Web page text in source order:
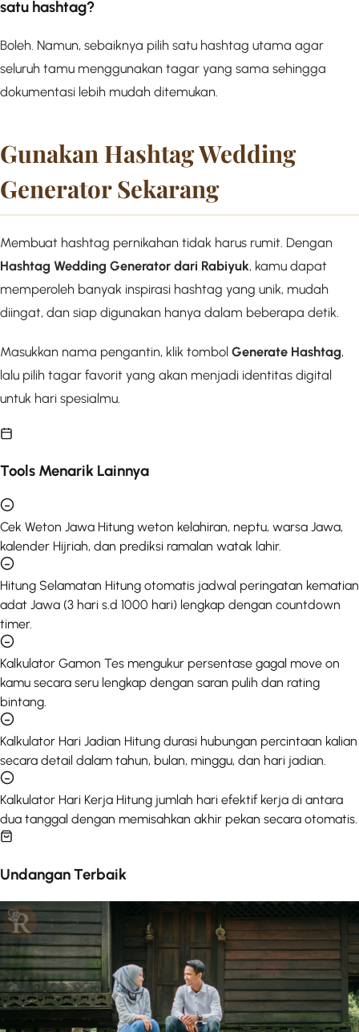
satu hashtag?
Boleh. Namun, sebaiknya pilih satu hashtag utama agar
seluruh tamu menggunakan tagar yang sama sehingga
dokumentasi lebih mudah ditemukan.
Gunakan Hashtag Wedding
Generator Sekarang
Membuat hashtag pernikahan tidak harus rumit. Dengan
Hashtag Wedding Generator dari Rabiyuk, kamu dapat
memperoleh banyak inspirasi hashtag yang unik, mudah
diingat, dan siap digunakan hanya dalam beberapa detik.
Masukkan nama pengantin, klik tombol Generate Hashtag,
lalu pilih tagar favorit yang akan menjadi identitas digital
untuk hari spesialmu.
Tools Menarik Lainnya
Cek Weton Jawa Hitung weton kelahiran, neptu, warsa Jawa,
kalender Hijriah, dan prediksi ramalan watak lahir.
Hitung Selamatan Hitung otomatis jadwal peringatan kematian
adat Jawa (3 hari s.d 1000 hari) lengkap dengan countdown
timer.
Kalkulator Gamon Tes mengukur persentase gagal move on
kamu secara seru lengkap dengan saran pulih dan rating
bintang.
Kalkulator Hari Jadian Hitung durasi hubungan percintaan kalian
secara detail dalam tahun, bulan, minggu, dan hari jadian.
Kalkulator Hari Kerja Hitung jumlah hari efektif kerja di antara
dua tanggal dengan memisahkan akhir pekan secara otomatis.
Undangan Terbaik